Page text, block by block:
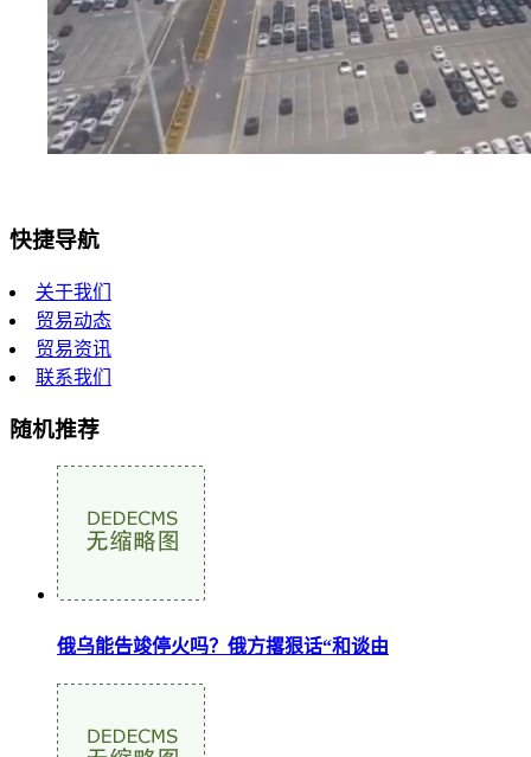
快捷导航
关于我们
贸易动态
贸易资讯
联系我们
随机推荐
俄乌能告竣停火吗？俄方撂狠话“和谈由